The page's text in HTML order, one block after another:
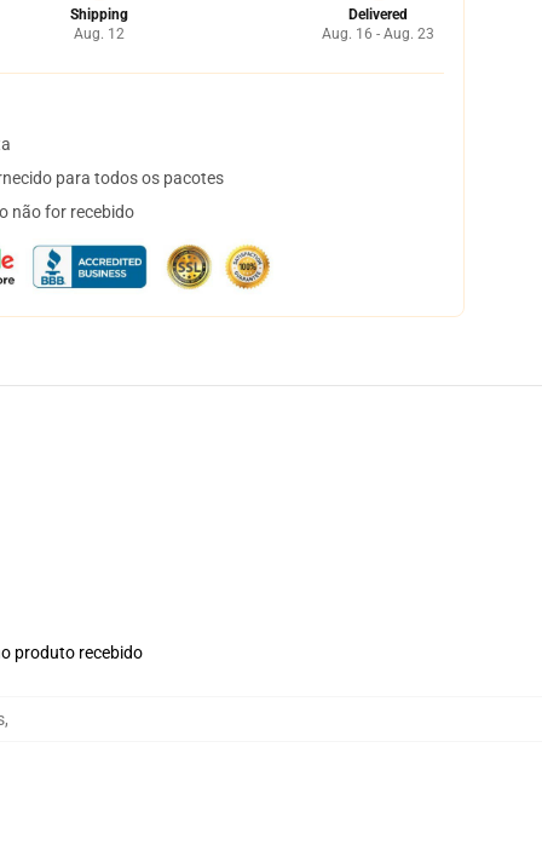
Shipping
Aug. 12
Delivered
Aug. 16 - Aug. 23
para todos os pacotes
não for recebido
produto recebido
,